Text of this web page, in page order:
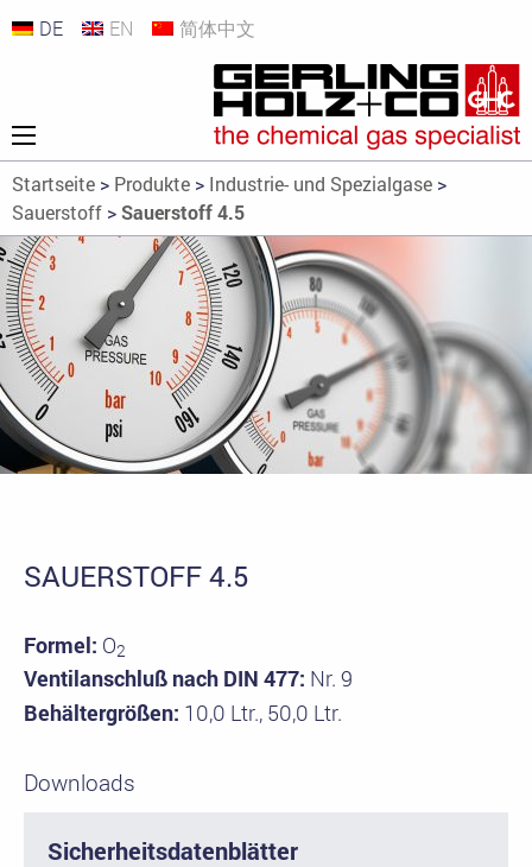
DE EN 简体中文
Startseite > Produkte > Industrie- und Spezialgase >
Sauerstoff >Sauerstoff 4.5
SAUERSTOFF 4.5
Formel: O2
Ventilanschluß nach DIN 477: Nr. 9
Behältergrößen: 10,0 Ltr., 50,0 Ltr.
Downloads
Sicherheitsdatenblätter